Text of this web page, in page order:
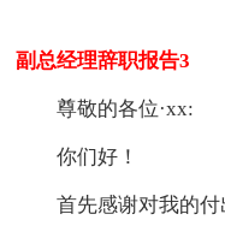
副总经理辞职报告3
尊敬的各位·xx:
你们好！
首先感谢对我的